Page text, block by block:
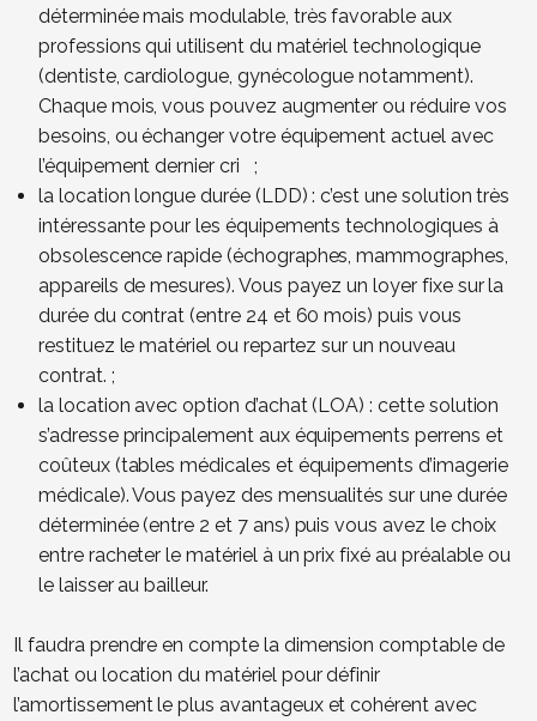
déterminée mais modulable, très favorable aux
professions qui utilisent du matériel technologique
(dentiste, cardiologue, gynécologue notamment).
Chaque mois, vous pouvez augmenter ou réduire vos
besoins, ou échanger votre équipement actuel avec
l’équipement dernier cri ;
la location longue durée (LDD) : c’est une solution très
intéressante pour les équipements technologiques à
obsolescence rapide (échographes, mammographes,
appareils de mesures). Vous payez un loyer fixe sur la
durée du contrat (entre 24 et 60 mois) puis vous
restituez le matériel ou repartez sur un nouveau
contrat. ;
la location avec option d’achat (LOA) : cette solution
s’adresse principalement aux équipements perrens et
coûteux (tables médicales et équipements d’imagerie
médicale). Vous payez des mensualités sur une durée
déterminée (entre 2 et 7 ans) puis vous avez le choix
entre racheter le matériel à un prix fixé au préalable ou
le laisser au bailleur.
Il faudra prendre en compte la dimension comptable de
l’achat ou location du matériel pour définir
l’amortissement le plus avantageux et cohérent avec